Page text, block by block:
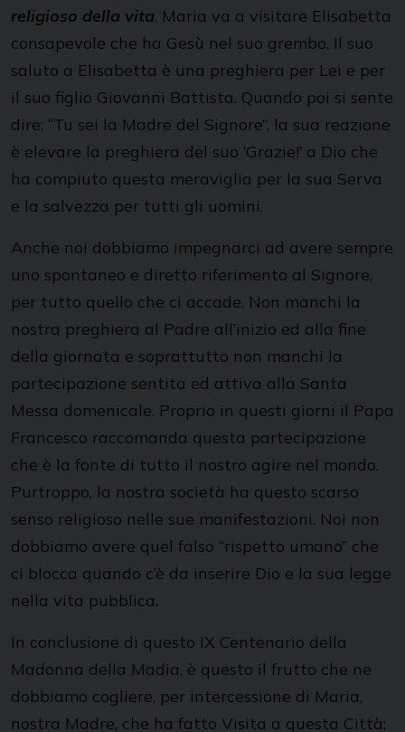
religioso della vita. Maria va a visitare Elisabetta
consapevole che ha Gesù nel suo grembo. Il suo
saluto a Elisabetta è una preghiera per Lei e per
il suo figlio Giovanni Battista. Quando poi si sente
dire: “Tu sei la Madre del Signore”, la sua reazione
è elevare la preghiera del suo ‘Grazie!’ a Dio che
ha compiuto questa meraviglia per la sua Serva
e la salvezza per tutti gli uomini.
Anche noi dobbiamo impegnarci ad avere sempre
uno spontaneo e diretto riferimento al Signore,
per tutto quello che ci accade. Non manchi la
nostra preghiera al Padre all’inizio ed alla fine
della giornata e soprattutto non manchi la
partecipazione sentita ed attiva alla Santa
Messa domenicale. Proprio in questi giorni il Papa
Francesco raccomanda questa partecipazione
che è la fonte di tutto il nostro agire nel mondo.
Purtroppo, la nostra società ha questo scarso
senso religioso nelle sue manifestazioni. Noi non
dobbiamo avere quel falso “rispetto umano” che
ci blocca quando c’è da inserire Dio e la sua legge
nella vita pubblica.
In conclusione di questo IX Centenario della
Madonna della Madia, è questo il frutto che ne
dobbiamo cogliere, per intercessione di Maria,
nostra Madre, che ha fatto Visita a questa Città: